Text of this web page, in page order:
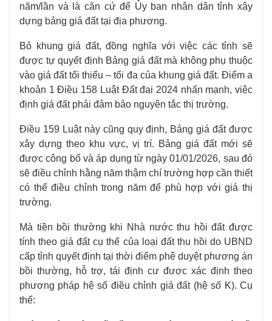
năm/lần và là căn cứ để Ủy ban nhân dân tỉnh xây
dựng bảng giá đất tại địa phương.
Bỏ khung giá đất, đồng nghĩa với việc các tỉnh sẽ
được tự quyết định Bảng giá đất mà không phụ thuộc
vào giá đất tối thiểu – tối đa của khung giá đất. Điểm a
khoản 1 Điều 158 Luật Đất đai 2024 nhấn mạnh, việc
định giá đất phải đảm bảo nguyên tắc thị trường.
Điều 159 Luật này cũng quy định, Bảng giá đất được
xây dựng theo khu vực, vị trí. Bảng giá đất mới sẽ
được công bố và áp dụng từ ngày 01/01/2026, sau đó
sẽ điều chỉnh hằng năm thậm chí trường hợp cần thiết
có thể điều chỉnh trong năm để phù hợp với giá thị
trường.
Mà tiền bồi thường khi Nhà nước thu hồi đất được
tính theo giá đất cụ thể của loại đất thu hồi do UBND
cấp tỉnh quyết định tại thời điểm phê duyệt phương án
bồi thường, hỗ trợ, tái định cư được xác định theo
phương pháp hệ số điều chỉnh giá đất (hệ số K). Cụ
thể: